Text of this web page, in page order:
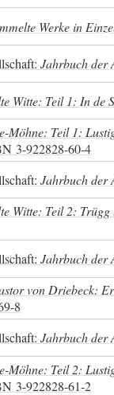
Werke in
Jahrbuch der
Witte: Teil 1: In de
Möhne: Teil 1:
3-922828-60-4
Jahrbuch der
Witte: Teil 2: Trügg
Jahrbuch der
von Driebeck:
8
Jahrbuch der
Möhne: Teil 2:
3-922828-61-2